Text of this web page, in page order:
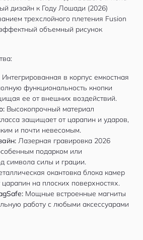
дизайн к Году Лошади (2026)
трехслойного плетения Fusion
объемный рисунок
Интегрированная в корпус емкостная
функциональность кнопки
ее от внешних воздействий.
Высокопрочный материал
защищает от царапин и ударов,
и почти невесомым.
Лазерная гравировка 2026
подарком или
символа силы и грации.
окантовка блока камер
на плоских поверхностях.
Мощные встроенные магниты
работу с любыми аксессуарами